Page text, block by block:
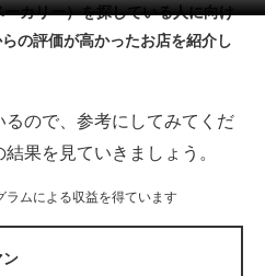
カリー）を探している人に向け
の評価が高かったお店を紹介し
ので、参考にしてみてくだ
果を見ていきましょう。
ムによる収益を得ています
ン